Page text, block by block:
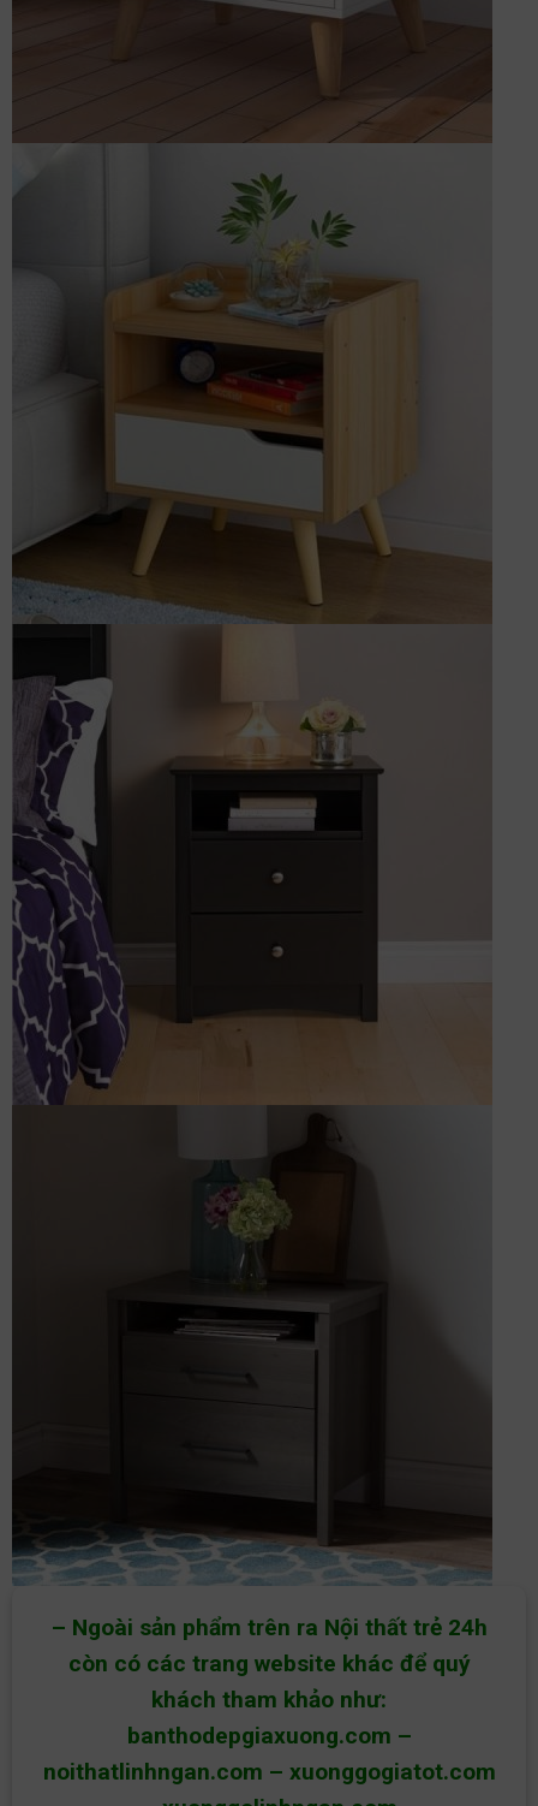
– Ngoài sản phẩm trên ra Nội thất trẻ 24h
còn có các trang website khác để quý
khách tham khảo như:
banthodepgiaxuong.com –
noithatlinhngan.com – xuonggogiatot.com